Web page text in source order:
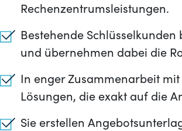
Rechenzentrumsleistungen.
Bestehende
und übernehmen dabei die
In enger Zusammenarbeit
Lösungen, die exakt auf die
Sie erstellen